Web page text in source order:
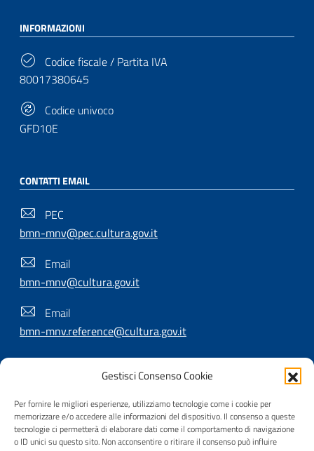
Gestisci Consenso Cookie
Per fornire le migliori esperienze, utilizziamo tecnologie come i cookie per
memorizzare e/o accedere alle informazioni del dispositivo. Il consenso a queste
tecnologie ci permetterà di elaborare dati come il comportamento di navigazione
o ID unici su questo sito. Non acconsentire o ritirare il consenso può influire
INFORMAZIONI
Codice fiscale / Partita IVA
80017380645
Codice univoco
GFD10E
CONTATTI EMAIL
PEC
bmn-mnv@pec.cultura.gov.it
Email
bmn-mnv@cultura.gov.it
Email
bmn-mnv.reference@cultura.gov.it